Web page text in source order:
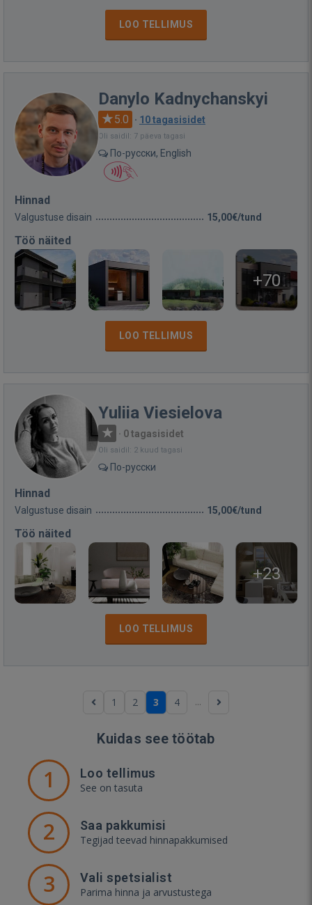
LOO TELLIMUS
Danylo Kadnychanskyi
5.0 · 10 tagasisidet
Oli saidil: 7 päeva tagasi
По-русски, English
Hinnad
Valgustuse disain 15,00€/tund
Töö näited
+70
LOO TELLIMUS
Yuliia Viesielova
· 0 tagasisidet
Oli saidil: 2 kuud tagasi
По-русски
Hinnad
Valgustuse disain 15,00€/tund
Töö näited
+23
LOO TELLIMUS
1 2 3 4 ...
Kuidas see töötab
1 Loo tellimus
See on tasuta
2 Saa pakkumisi
Tegijad teevad hinnapakkumised
3 Vali spetsialist
Parima hinna ja arvustustega